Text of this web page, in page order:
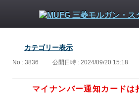
カテゴリー表示
No : 3836 公開日時 : 2024/09/20 15:18
マイナンバー通知カードは